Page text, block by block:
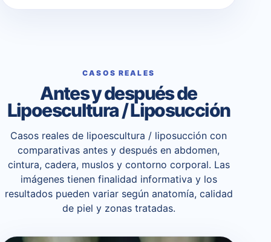
CASOS REALES
Antes y después de
Lipoescultura / Liposucción
Casos reales de lipoescultura / liposucción con
comparativas antes y después en abdomen,
cintura, cadera, muslos y contorno corporal. Las
imágenes tienen finalidad informativa y los
resultados pueden variar según anatomía, calidad
de piel y zonas tratadas.